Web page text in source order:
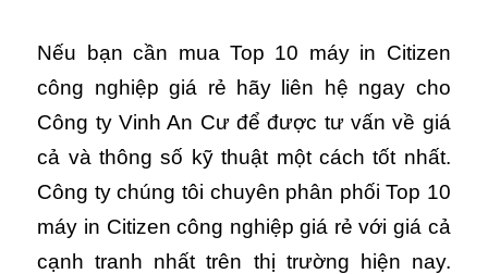
Nếu bạn cần mua Top 10 máy in Citizen
công nghiệp giá rẻ hãy liên hệ ngay cho
Công ty Vinh An Cư để được tư vấn về giá
cả và thông số kỹ thuật một cách tốt nhất.
Công ty chúng tôi chuyên phân phối Top 10
máy in Citizen công nghiệp giá rẻ với giá cả
cạnh tranh nhất trên thị trường hiện nay.